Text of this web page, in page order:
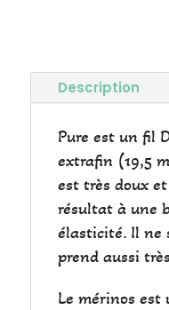
Description
Pure est un fil
extrafin (19,5
est très doux
résultat à une
élasticité. Il ne
prend aussi
Le mérinos est